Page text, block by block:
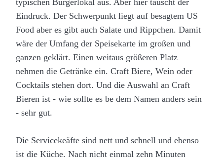
Eindruck. Der Schwerpunkt liegt auf besagtem US
Food aber es gibt auch Salate und Rippchen. Damit
wäre der Umfang der Speisekarte im großen und
ganzen geklärt. Einen weitaus größeren Platz
nehmen die Getränke ein. Craft Biere, Wein oder
Cocktails stehen dort. Und die Auswahl an Craft
Bieren ist - wie sollte es be dem Namen anders sein
- sehr gut.
Die Servicekeäfte sind nett und schnell und ebenso
ist die Küche. Nach nicht einmal zehn Minuten